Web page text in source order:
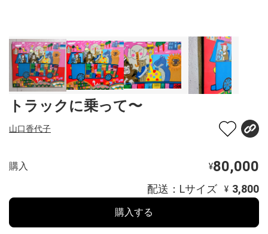
トラックに乗って〜
山口香代子
購入 ¥80,000
配送：Lサイズ ¥ 3,800
購入する